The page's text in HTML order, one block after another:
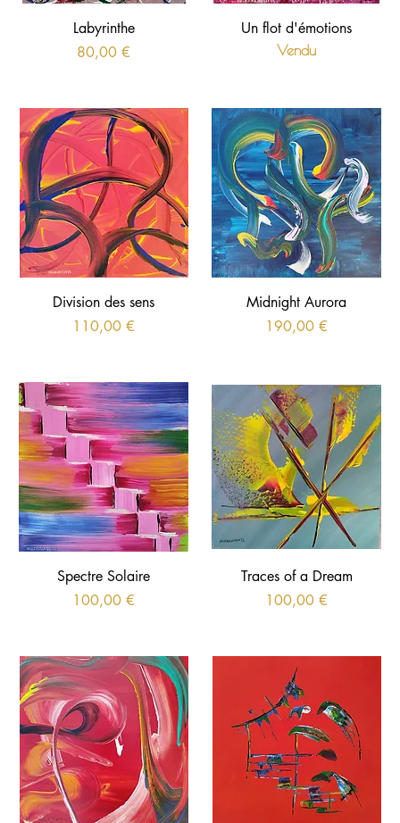
Labyrinthe
Prix
80,00 €
Un flot d'émotions
Vendu
Division des sens
Prix
110,00 €
Midnight Aurora
Prix
190,00 €
Spectre Solaire
Prix
100,00 €
Traces of a Dream
Prix
100,00 €